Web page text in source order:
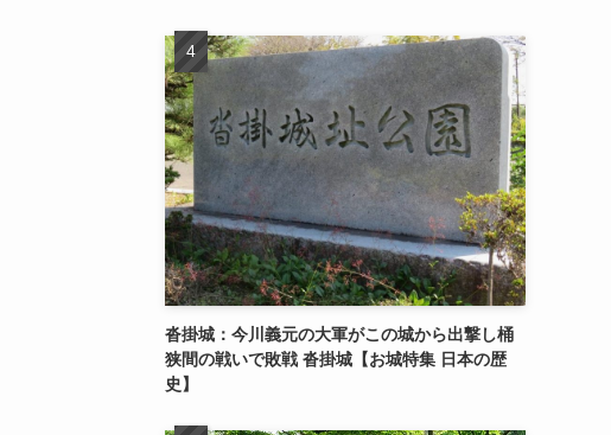
沓掛城：今川義元の大軍がこの城から出撃し桶
狭間の戦いで敗戦 沓掛城【お城特集 日本の歴
史】